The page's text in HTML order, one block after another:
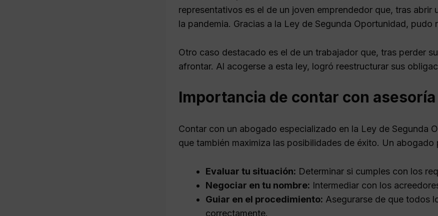
representativos es el de un joven emprendedor que, tras
la pandemia. Gracias a la Ley de Segunda Oportunidad, pudo
Otro caso destacado es el de un trabajador que, tras perder
afrontar. Al acogerse a esta ley, logró reestructurar sus
Importancia de contar con
Contar con un abogado especializado en la Ley de Segunda
que también maximiza las posibilidades de éxito. Un abogado
Evaluar tu situación: Determinar si cumples con los
Negociar en tu nombre: Intermediar con los
Guiar en el procedimiento: Asegurarse de que todos
correctamente.